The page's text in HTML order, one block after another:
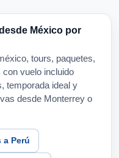
México por
tours, paquetes,
vuelo incluido
temporada ideal y
desde Monterrey o
a Perú